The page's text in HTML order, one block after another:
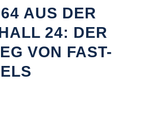
AUS DER
24: DER
VON FAST-